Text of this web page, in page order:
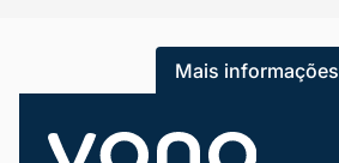
Mais informações